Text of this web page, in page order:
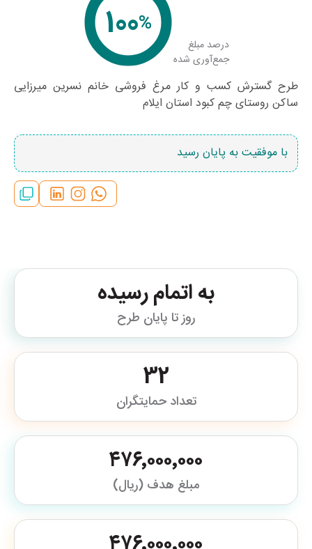
درصد مبلغ
جمع‌آوری شده
%
100
طرح گسترش کسب و کار مرغ فروشی خانم نسرین میرزایی
ساکن روستای چم کبود استان ایلام
با موفقیت به پایان رسید
به اتمام رسیده
روز تا پایان طرح
32
تعداد حمایتگران
۴۷۶٬۰۰۰٬۰۰۰
مبلغ هدف (ریال)